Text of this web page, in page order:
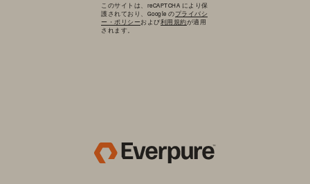
このサイトは、reCAPTCHA により保
護されており、Google のプライバシ
ー・ポリシーおよび利用規約が適用
されます。